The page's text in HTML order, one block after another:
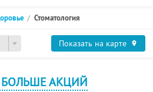
Стоматология
Показать на карте
БОЛЬШЕ АКЦИЙ